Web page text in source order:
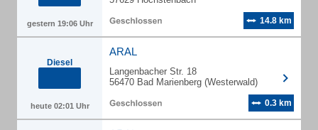
gestern 19:06 Uhr 14.8 km
Diesel
heute 02:01 Uhr
ARAL
Langenbacher Str. 18
56470 Bad Marienberg (Westerwald)
0.3 km